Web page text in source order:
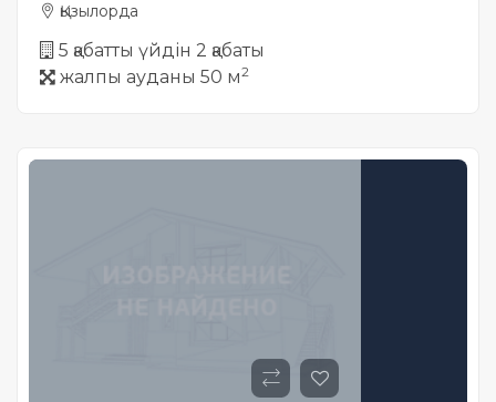
Қызылорда
5 қабатты үйдін 2 қабаты
жалпы ауданы 50 м2